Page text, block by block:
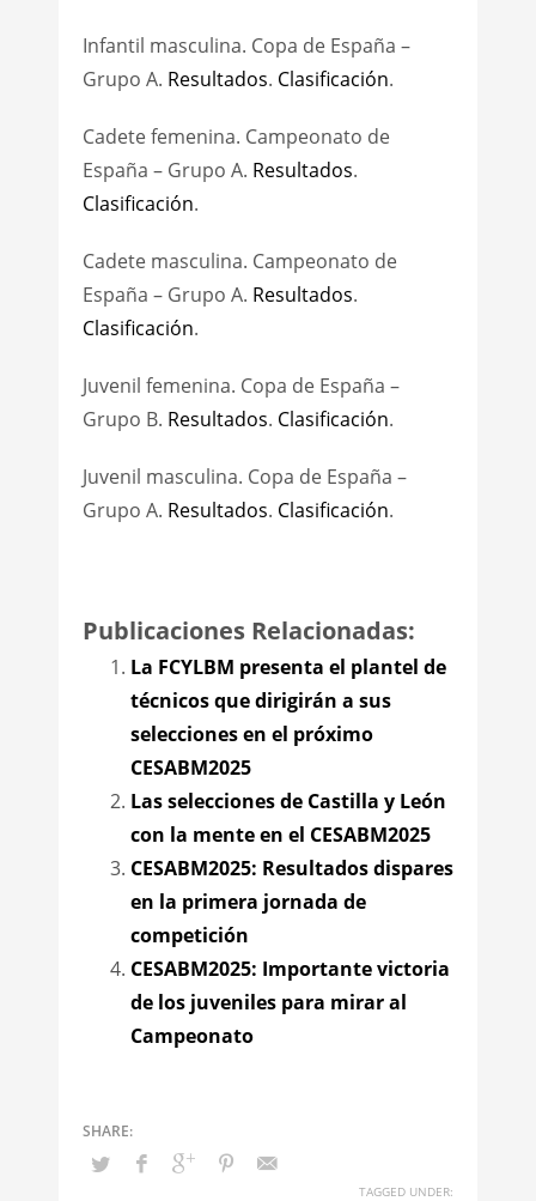
Infantil masculina. Copa de España –
Grupo A. Resultados. Clasificación.
Cadete femenina. Campeonato de
España – Grupo A. Resultados.
Clasificación.
Cadete masculina. Campeonato de
España – Grupo A. Resultados.
Clasificación.
Juvenil femenina. Copa de España –
Grupo B. Resultados. Clasificación.
Juvenil masculina. Copa de España –
Grupo A. Resultados. Clasificación.
Publicaciones Relacionadas:
La FCYLBM presenta el plantel de
técnicos que dirigirán a sus
selecciones en el próximo
CESABM2025
Las selecciones de Castilla y León
con la mente en el CESABM2025
CESABM2025: Resultados dispares
en la primera jornada de
competición
CESABM2025: Importante victoria
de los juveniles para mirar al
Campeonato
TAGGED UNDER: